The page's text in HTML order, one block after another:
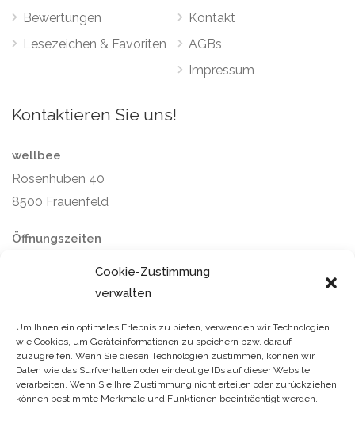
Cookie-Zustimmung
verwalten
Um Ihnen ein optimales Erlebnis zu bieten, verwenden wir Technologien
wie Cookies, um Geräteinformationen zu speichern bzw. darauf
zuzugreifen. Wenn Sie diesen Technologien zustimmen, können wir
Daten wie das Surfverhalten oder eindeutige IDs auf dieser Website
verarbeiten. Wenn Sie Ihre Zustimmung nicht erteilen oder zurückziehen,
können bestimmte Merkmale und Funktionen beeinträchtigt werden.
Bewertungen
Lesezeichen & Favoriten
Kontakt
AGBs
Impressum
Kontaktieren Sie uns!
wellbee
Rosenhuben 40
8500 Frauenfeld
Öffnungszeiten
Samstag und Sonntag: geschlossen